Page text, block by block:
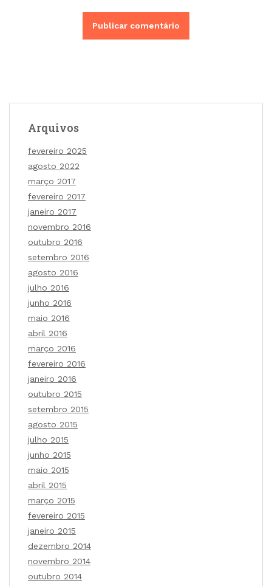
Arquivos
fevereiro 2025
agosto 2022
março 2017
fevereiro 2017
janeiro 2017
novembro 2016
outubro 2016
setembro 2016
agosto 2016
julho 2016
junho 2016
maio 2016
abril 2016
março 2016
fevereiro 2016
janeiro 2016
outubro 2015
setembro 2015
agosto 2015
julho 2015
junho 2015
maio 2015
abril 2015
março 2015
fevereiro 2015
janeiro 2015
dezembro 2014
novembro 2014
outubro 2014